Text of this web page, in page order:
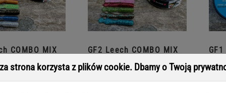
strona korzysta z plików cookie. Dbamy o Twoją
COMBO MIX
24
79,00 zł
GF2 Leech COMBO MIX
Multicolor II 60 mm 24
79,00 zł